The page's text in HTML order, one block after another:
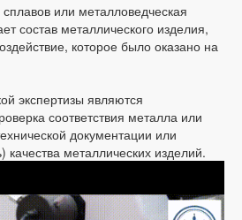
или металловедческая
состав металлического изделия,
которое было оказано на
экспертизы являются
соответствия металла или
документации или
качества металлических изделий.